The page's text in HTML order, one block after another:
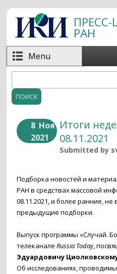
Перейти к основному
РАН
Menu
Форма поиска
8 Ноя
2021
Итоги
08.11.2021
Submitted by
Подборка новостей и
РАН в средствах массовой
08.11.2021, и более ранние,
предыдущие подборки.
Выпуск программы «Случай.
телеканалеRussia Today,
Эдуардовичу
Об исследованиях,